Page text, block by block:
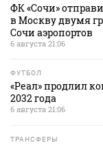
ФК «Сочи»
в Москву двумя
Сочи аэропортов
6 августа 21:06
ФУТБОЛ
«Реал» продлил
2032 года
6 августа 21:06
ТРАНСФЕРЫ